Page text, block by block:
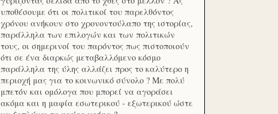
υποθέσουμε ότι οι πολιτικοί του παρελθόντος
χρόνου ανήκουν στο χρονοντούλαπο της ιστορίας,
παράλληλα των επιλογών και των πολιτικών
τους, οι σημερινοί του παρόντος πως πιστοποιούν
ότι σε ένα διαρκώς μεταβαλλόμενο κόσμο
παράλληλα της ύλης αλλάζει προς το καλύτερο η
περιοχή μας για το κοινωνικό σύνολο ? Με πολύ
μπετόν και ομόλογα που μπορεί να αγοράσει
ακόμα και η μαφία εσωτερικού - εξωτερικού ώστε